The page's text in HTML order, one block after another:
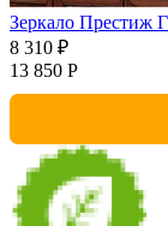
Зеркало Престиж
8 310 ₽
13 850 Р